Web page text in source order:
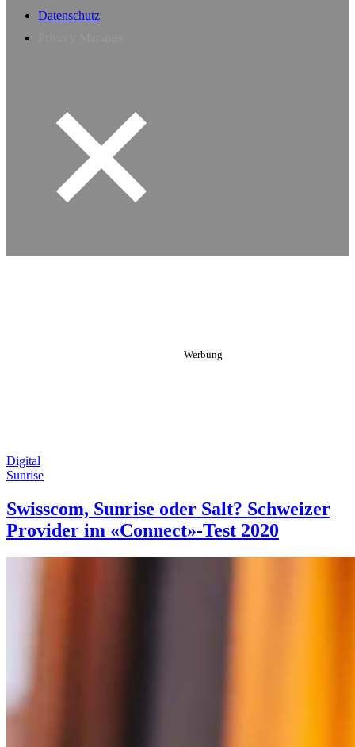
Datenschutz
Digital
Sunrise
Swisscom, Sunrise oder Salt? Schweizer
Provider im «Connect»-Test 2020